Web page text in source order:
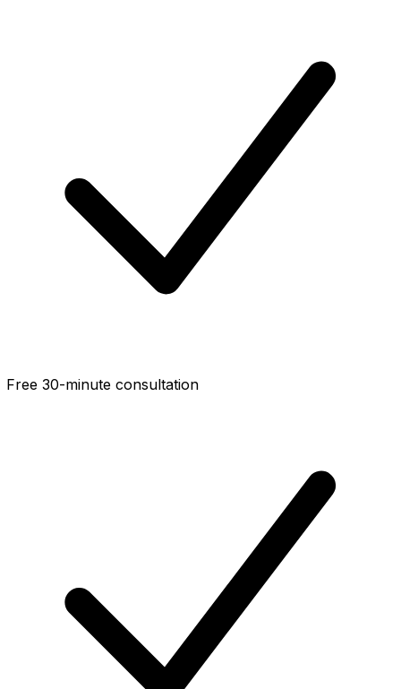
Free 30-minute consultation